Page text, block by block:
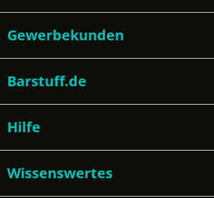
Gewerbekunden
Barstuff.de
Hilfe
Wissenswertes